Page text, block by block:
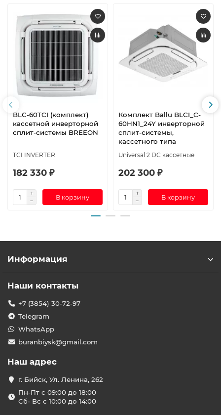
BLC-60TCI (комплект)
кассетной инверторной
сплит-системы BREEON
TCI INVERTER
182 330 ₽
В корзину
Комплект Ballu BLCI_C-
60HN1_24Y инверторной
сплит-системы,
кассетного типа
Universal 2 DC кассетные
202 300 ₽
В корзину
Информация
Наши контакты
+7 (3854) 30-72-97
Telegram
WhatsApp
buranbiysk@gmail.com
Наш адрес
г. Бийск, Ул. Ленина, 262
Пн-Пт с 09:00 до 18:00
Сб- Вс с 10:00 до 14:00